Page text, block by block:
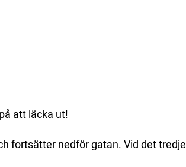
att läcka ut!
fortsätter nedför gatan. Vid det tredje